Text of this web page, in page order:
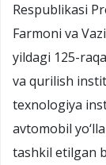
Respublikasi
Farmoni va
yildagi 125-
va qurilish
texnologiya
avtomobil
tashkil etilgan